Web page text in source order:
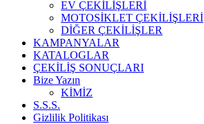
EV ÇEKİLİŞLERİ
MOTOSİKLET ÇEKİLİŞLERİ
DİĞER ÇEKİLİŞLER
KAMPANYALAR
KATALOGLAR
ÇEKİLİŞ SONUÇLARI
Bize Yazın
KİMİZ
S.S.S.
Gizlilik Politikası